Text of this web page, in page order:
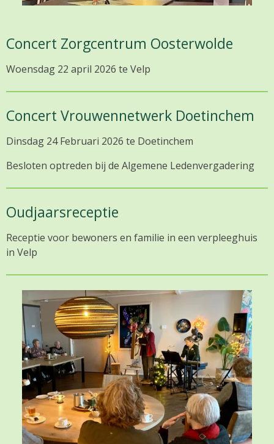
Concert Zorgcentrum Oosterwolde
Woensdag 22 april 2026 te Velp
Concert Vrouwennetwerk Doetinchem
Dinsdag 24 Februari 2026 te Doetinchem
Besloten optreden bij de Algemene Ledenvergadering
Oudjaarsreceptie
Receptie voor bewoners en familie in een verpleeghuis
in Velp